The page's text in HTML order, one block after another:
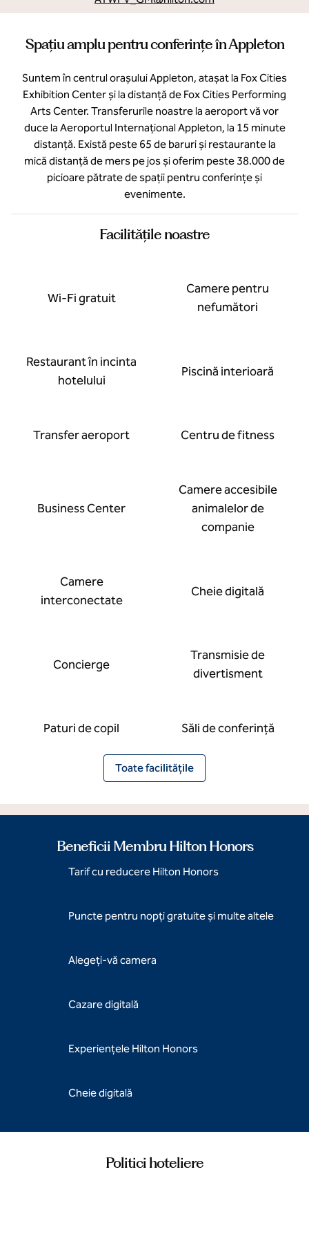
Spațiu amplu pentru conferințe în Appleton
Suntem în centrul orașului Appleton, atașat la Fox Cities
Exhibition Center și la distanță de Fox Cities Performing
Arts Center. Transferurile noastre la aeroport vă vor
duce la Aeroportul Internațional Appleton, la 15 minute
distanță. Există peste 65 de baruri și restaurante la
mică distanță de mers pe jos și oferim peste 38.000 de
picioare pătrate de spații pentru conferințe și
evenimente.
Facilităţile noastre
Wi-Fi gratuit
Camere pentru
nefumători
Restaurant în incinta
hotelului
Piscină interioară
Transfer aeroport Centru de fitness
Business Center
Camere accesibile
animalelor de
companie
Camere
interconectate
Cheie digitală
Concierge
Transmisie de
divertisment
Paturi de copil Săli de conferință
Toate facilitățile
Beneficii Membru Hilton Honors
Tarif cu reducere Hilton Honors
Puncte pentru nopți gratuite și multe altele
Alegeți-vă camera
Cazare digitală
Experiențele Hilton Honors
Cheie digitală
Politici hoteliere